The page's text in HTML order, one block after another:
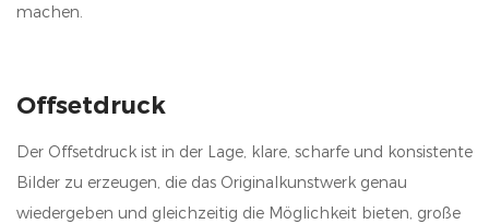
machen.
Offsetdruck
Der Offsetdruck ist in der Lage, klare, scharfe und konsistente
Bilder zu erzeugen, die das Originalkunstwerk genau
wiedergeben und gleichzeitig die Möglichkeit bieten, große